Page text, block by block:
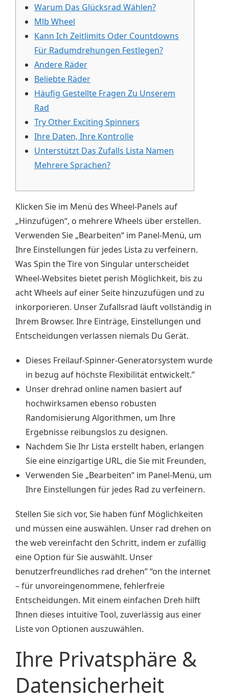
Warum Das Glücksrad Wählen?
Mlb Wheel
Kann Ich Zeitlimits Oder Countdowns
Für Radumdrehungen Festlegen?
Andere Räder
Beliebte Räder
Häufig Gestellte Fragen Zu Unserem
Rad
Try Other Exciting Spinners
Ihre Daten, Ihre Kontrolle
Unterstützt Das Zufalls Lista Namen
Mehrere Sprachen?
Klicken Sie im Menü des Wheel-Panels auf
„Hinzufügen“, o mehrere Wheels über erstellen.
Verwenden Sie „Bearbeiten“ im Panel-Menü, um
Ihre Einstellungen für jedes Lista zu verfeinern.
Was Spin the Tire von Singular unterscheidet
Wheel-Websites bietet perish Möglichkeit, bis zu
acht Wheels auf einer Seite hinzuzufügen und zu
inkorporieren. Unser Zufallsrad läuft vollständig in
Ihrem Browser. Ihre Einträge, Einstellungen und
Entscheidungen verlassen niemals Du Gerät.
Dieses Freilauf-Spinner-Generatorsystem wurde
in bezug auf höchste Flexibilität entwickelt.”
Unser drehrad online namen basiert auf
hochwirksamen ebenso robusten
Randomisierung Algorithmen, um Ihre
Ergebnisse reibungslos zu designen.
Nachdem Sie Ihr Lista erstellt haben, erlangen
Sie eine einzigartige URL, die Sie mit Freunden,
Verwenden Sie „Bearbeiten“ im Panel-Menü, um
Ihre Einstellungen für jedes Rad zu verfeinern.
Stellen Sie sich vor, Sie haben fünf Möglichkeiten
und müssen eine auswählen. Unser rad drehen on
the web vereinfacht den Schritt, indem er zufällig
eine Option für Sie auswählt. Unser
benutzerfreundliches rad drehen” “on the internet
– für unvoreingenommene, fehlerfreie
Entscheidungen. Mit einem einfachen Dreh hilft
Ihnen dieses intuitive Tool, zuverlässig aus einer
Liste von Optionen auszuwählen.
Ihre Privatsphäre &
Datensicherheit